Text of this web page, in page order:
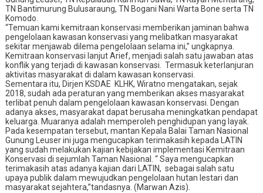
TN Bantimurung Bulusaraung, TN Bogani Nani Warta Bone serta TN
Komodo.
“Temuan kami kemitraan konservasi memberikan jaminan bahwa
pengelolaan kawasan konservasi yang melibatkan masyarakat
sekitar menjawab dilema pengelolaan selama ini,” ungkapnya.
Kemitraan konservasi lanjut Arief, menjadi salah satu jawaban atas
konflik yang terjadi di kawasan konservasi.
Termasuk keterlanjuran
aktivitas masyarakat di dalam kawasan konservasi.
Sementara itu, Dirjen KSDAE KLHK, Wiratno mengatakan, sejak
2018, sudah ada peraturan yang memberikan akses masyarakat
terlibat penuh dalam pengelolaan kawasan konservasi. Dengan
adanya akses, masyarakat dapat berusaha meningkatkan pendapat
keluarga. Muaranya adalah memperoleh penghidupan yang layak.
Pada kesempatan tersebut, mantan Kepala Balai Taman Nasional
Gunung Leuser ini juga mengucapkan terimakasih kepada LATIN
yang sudah melakukan kajian kebijakan implementasi Kemitraan
Konservasi di sejumlah Taman Nasional. “ Saya mengucapkan
terimakasih atas adanya kajian dari LATIN, sebagai salah satu
upaya publik dalam mewujudkan pengelolaan hutan lestari dan
masyarakat sejahtera,”tandasnya. (Marwan Azis).